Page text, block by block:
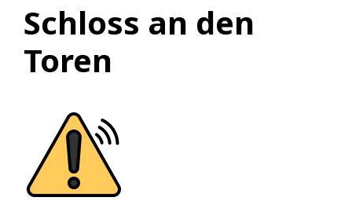
Schloss an den
Toren